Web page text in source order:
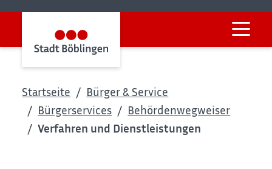
Startseite
Bürger & Service
Bürgerservices
Behördenwegweiser
Verfahren und Dienstleistungen